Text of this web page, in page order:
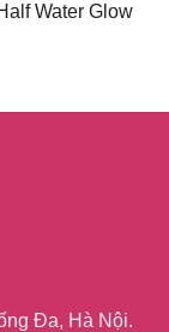
Water Glow
Đa, Hà Nội.